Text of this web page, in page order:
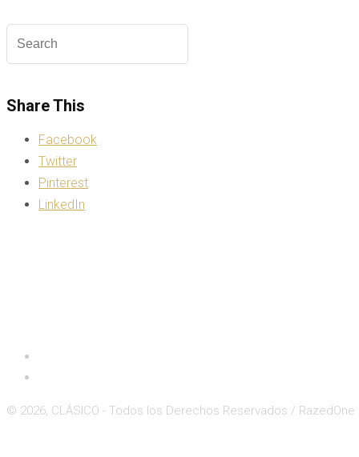
Share This
Facebook
Twitter
Pinterest
LinkedIn
© 2026, CLÁSICO - Todos los Derechos Reservados / RazedOne